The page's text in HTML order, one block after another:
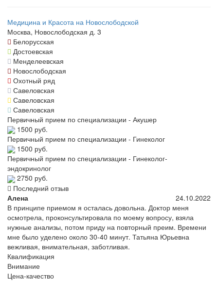
Медицина и Красота на Новослободской
Москва, Новослободская д. 3
Белорусская
Достоевская
Менделеевская
Новослободская
Охотный ряд
Савеловская
Савеловская
Савеловская
Первичный прием по специализации - Акушер
1500 руб.
Первичный прием по специализации - Гинеколог
1500 руб.
Первичный прием по специализации - Гинеколог-
эндокринолог
2750 руб.
Последний отзыв
Алена
24.10.2022
В принципе приемом я осталась довольна. Доктор меня
осмотрела, проконсультировала по моему вопросу, взяла
нужные анализы, потом приду на повторный преим. Времени
мне было уделено около 30-40 минут. Татьяна Юрьевна
вежливая, внимательная, заботливая.
Квалификация
Внимание
Цена-качество